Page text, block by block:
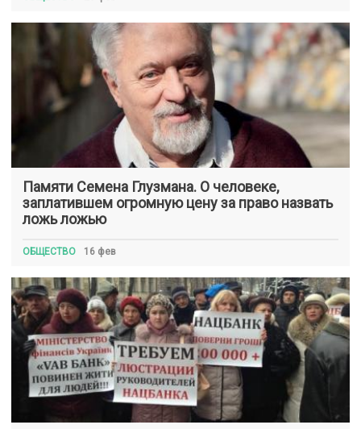
Памяти Семена Глузмана. О человеке,
заплатившем огромную цену за право назвать
ложь ложью
ОБЩЕСТВО 16 фев